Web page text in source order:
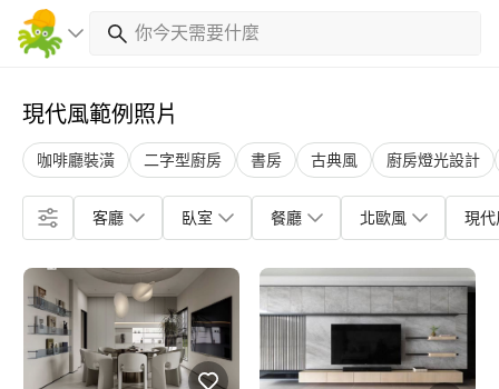
現代風範例照片
咖啡廳裝潢 二字型廚房 書房 古典風 廚房燈光設計
客廳 臥室 餐廳 北歐風 現代